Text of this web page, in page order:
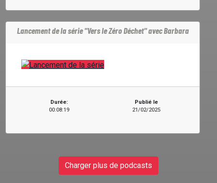
Lancement de la série "Vers le Zéro Déchet" avec Barbara
Durée:
00:08:19
Publié le
21/02/2025
Charger plus de podcasts